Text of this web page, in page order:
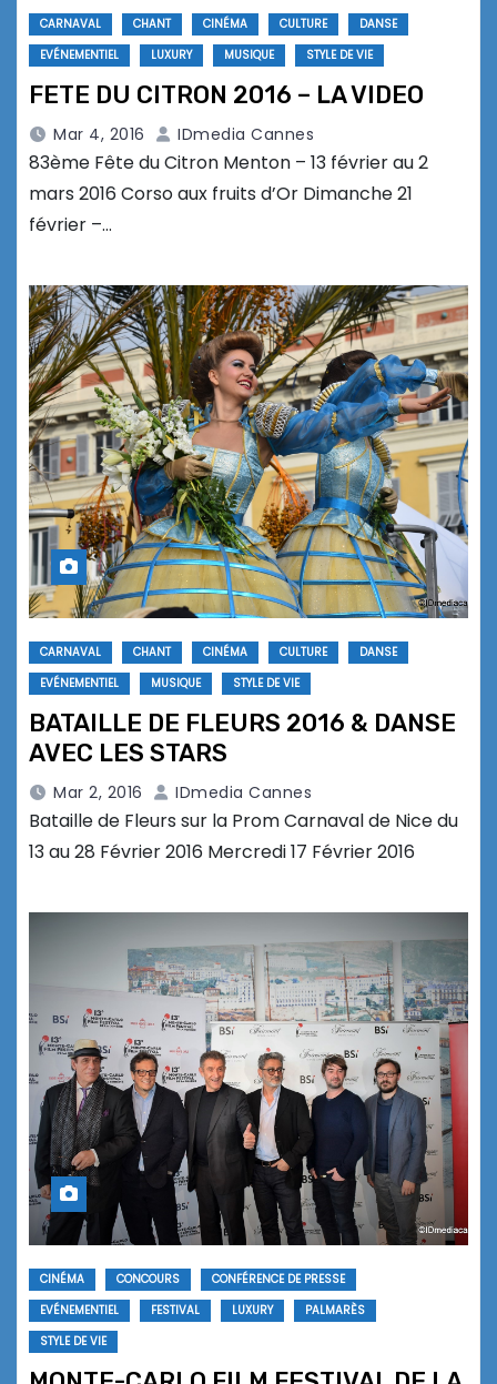
CARNAVAL CHANT CINÉMA CULTURE
DANSE
EVÉNEMENTIEL
LUXURY MUSIQUE STYLE DE VIE
FETE DU CITRON 2016 – LA VIDEO
Mar 4, 2016 IDmedia Cannes
83ème Fête du Citron Menton – 13 février au 2
mars 2016 Corso aux fruits d’Or Dimanche 21
février –…
CARNAVAL CHANT CINÉMA CULTURE
DANSE
EVÉNEMENTIEL
MUSIQUE STYLE DE VIE
BATAILLE DE FLEURS 2016 & DANSE
AVEC LES STARS
Mar 2, 2016 IDmedia Cannes
Bataille de Fleurs sur la Prom Carnaval de Nice du
13 au 28 Février 2016 Mercredi 17 Février 2016
CINÉMA CONCOURS
CONFÉRENCE DE PRESSE
EVÉNEMENTIEL
FESTIVAL LUXURY
PALMARÈS
STYLE DE VIE